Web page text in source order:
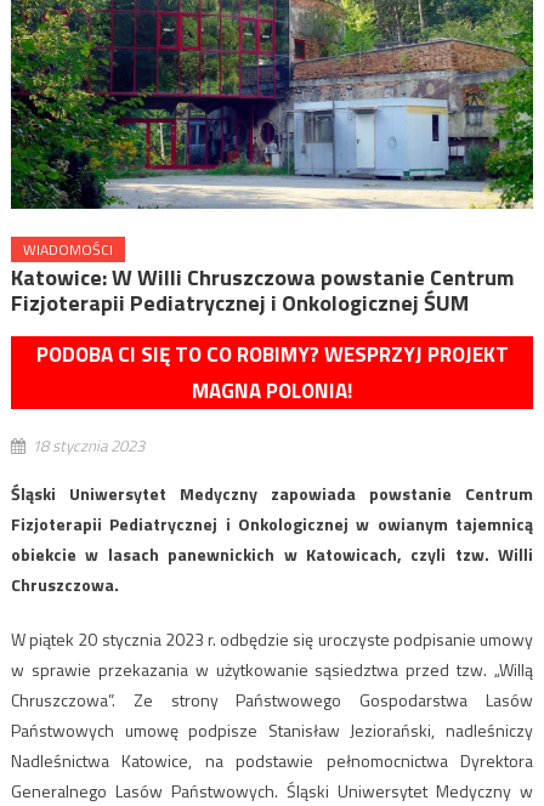
WIADOMOŚCI
Katowice: W Willi Chruszczowa powstanie Centrum
Fizjoterapii Pediatrycznej i Onkologicznej ŚUM
PODOBA CI SIĘ TO CO ROBIMY? WESPRZYJ PROJEKT
MAGNA POLONIA!
18 stycznia 2023
Śląski Uniwersytet Medyczny zapowiada powstanie Centrum
Fizjoterapii Pediatrycznej i Onkologicznej w owianym tajemnicą
obiekcie w lasach panewnickich w Katowicach, czyli tzw. Willi
Chruszczowa.
W piątek 20 stycznia 2023 r. odbędzie się uroczyste podpisanie umowy
w sprawie przekazania w użytkowanie sąsiedztwa przed tzw. „Willą
Chruszczowa”. Ze strony Państwowego Gospodarstwa Lasów
Państwowych umowę podpisze Stanisław Jeziorański, nadleśniczy
Nadleśnictwa Katowice, na podstawie pełnomocnictwa Dyrektora
Generalnego Lasów Państwowych. Śląski Uniwersytet Medyczny w